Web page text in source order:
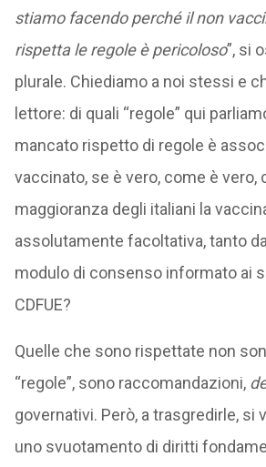
stiamo facendo perché il non
rispetta le regole è pericoloso”, si
plurale. Chiediamo a noi stessi e
lettore: di quali “regole” qui
mancato rispetto di regole è
vaccinato, se è vero, come è vero,
maggioranza degli italiani la
assolutamente facoltativa, tanto
modulo di consenso informato ai
CDFUE?
Quelle che sono rispettate non
“regole”, sono raccomandazioni,
governativi. Però, a trasgredirle, si
uno svuotamento di diritti